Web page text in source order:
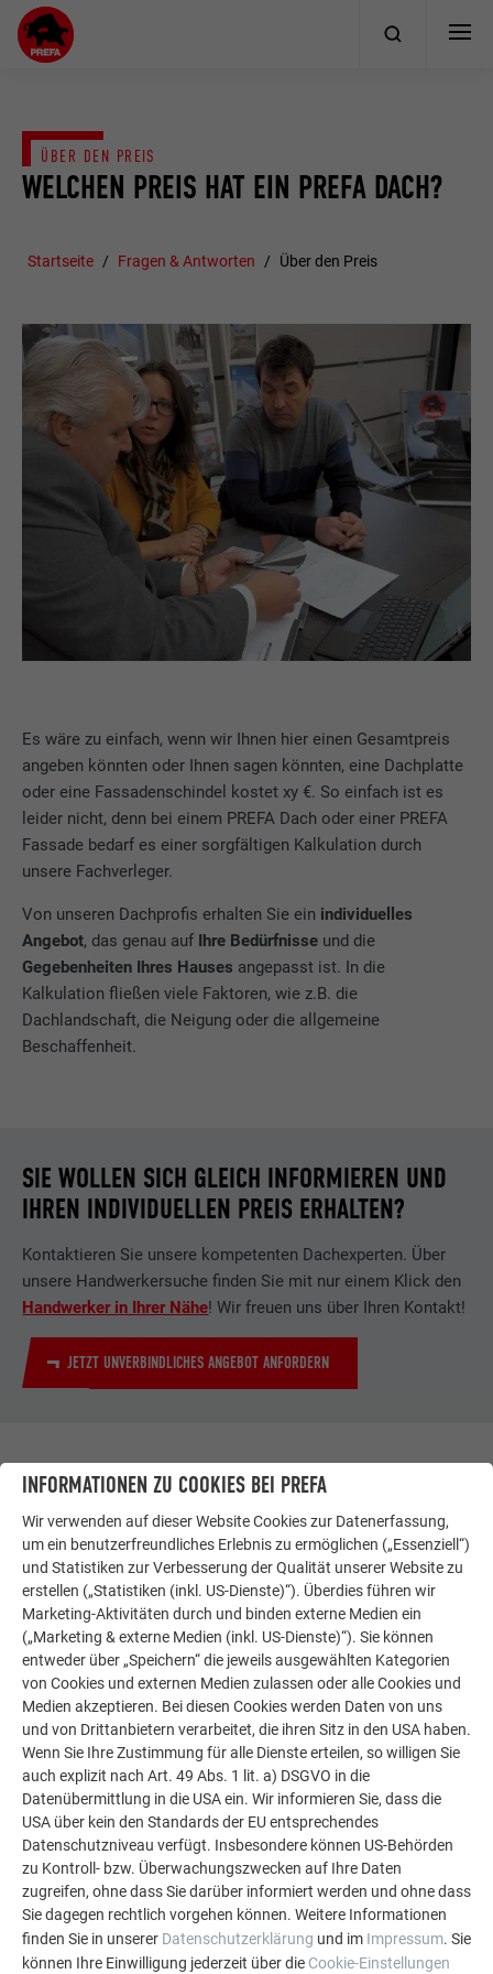
WELCHEN PREIS HAT EIN PREFA DACH?
ÜBER DEN PREIS
Startseite Fragen & Antworten Über den Preis
Es wäre zu einfach, wenn wir Ihnen hier einen Gesamtpreis
angeben könnten oder Ihnen sagen könnten, eine Dachplatte
oder eine Fassadenschindel kostet xy €. So einfach ist es
leider nicht, denn bei einem PREFA Dach oder einer PREFA
Fassade bedarf es einer sorgfältigen Kalkulation durch
unsere Fachverleger.
Von unseren Dachprofis erhalten Sie ein individuelles
Angebot, das genau auf Ihre Bedürfnisse und die
Gegebenheiten Ihres Hauses angepasst ist. In die
Kalkulation fließen viele Faktoren, wie z.B. die
Dachlandschaft, die Neigung oder die allgemeine
Beschaffenheit.
SIE WOLLEN SICH GLEICH INFORMIEREN UND
IHREN INDIVIDUELLEN PREIS ERHALTEN?
Kontaktieren Sie unsere kompetenten Dachexperten. Über
unsere Handwerkersuche finden Sie mit nur einem Klick den
Handwerker in Ihrer Nähe! Wir freuen uns über Ihren Kontakt!
JETZT UNVERBINDLICHES ANGEBOT ANFORDERN
ZURÜCK ZUR ÜBERSICHT
Langlebig, vielfältig, 100 % recycelbar
Aluminium ist witterungsbeständig, leicht und flexibel zu
verarbeiten und daher der optimale Werkstoff für Bauherren
INFORMATIONEN ZU COOKIES BEI PREFA
Wir verwenden auf dieser Website Cookies zur Datenerfassung,
um ein benutzerfreundliches Erlebnis zu ermöglichen („Essenziell“)
und Statistiken zur Verbesserung der Qualität unserer Website zu
erstellen („Statistiken (inkl. US-Dienste)“). Überdies führen wir
Marketing-Aktivitäten durch und binden externe Medien ein
(„Marketing & externe Medien (inkl. US-Dienste)“). Sie können
entweder über „Speichern“ die jeweils ausgewählten Kategorien
von Cookies und externen Medien zulassen oder alle Cookies und
Medien akzeptieren. Bei diesen Cookies werden Daten von uns
und von Drittanbietern verarbeitet, die ihren Sitz in den USA haben.
Wenn Sie Ihre Zustimmung für alle Dienste erteilen, so willigen Sie
auch explizit nach Art. 49 Abs. 1 lit. a) DSGVO in die
Datenübermittlung in die USA ein. Wir informieren Sie, dass die
USA über kein den Standards der EU entsprechendes
Datenschutzniveau verfügt. Insbesondere können US-Behörden
zu Kontroll- bzw. Überwachungszwecken auf Ihre Daten
zugreifen, ohne dass Sie darüber informiert werden und ohne dass
Sie dagegen rechtlich vorgehen können. Weitere Informationen
finden Sie in unserer Datenschutzerklärung und im Impressum. Sie
können Ihre Einwilligung jederzeit über die Cookie-Einstellungen